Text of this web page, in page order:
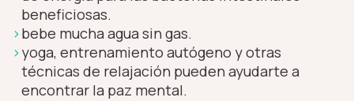
beneficiosas.
bebe mucha agua sin gas.
yoga, entrenamiento autógeno y otras
técnicas de relajación pueden ayudarte a
encontrar la paz mental.